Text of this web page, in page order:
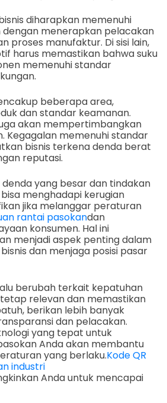
diharapkan memenuhi
menerapkan pelacakan
proses manufaktur. Di sisi lain,
harus memastikan bahwa suku
memenuhi standar
beberapa area,
dan standar keamanan.
akan mempertimbangkan
Kegagalan memenuhi standar
bisnis terkena denda berat
reputasi.
yang besar dan tindakan
menghadapi kerugian
jika melanggar peraturan
rantai pasokandan
konsumen. Hal ini
menjadi aspek penting dalam
dan menjaga posisi pasar
berubah terkait kepatuhan
relevan dan memastikan
berikan lebih banyak
dan pelacakan.
yang tepat untuk
Anda akan membantu
yang berlaku.Kode QR
industri
Anda untuk mencapai